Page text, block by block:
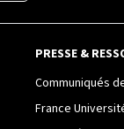
PRESSE &
Communiqués
France